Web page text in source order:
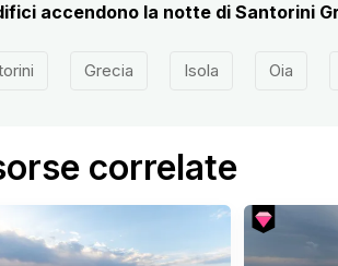
accendono la notte di Santorini
Grecia Isola Oia
correlate